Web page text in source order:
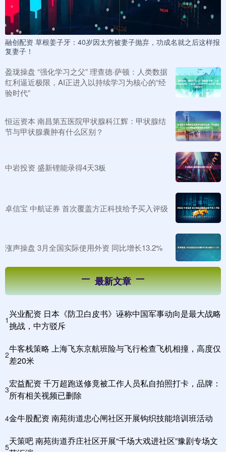
融创配资 草根姜子牙：40岁因太穷被妻子抛弃，功成名就之后这样报
复妻子！
盈珑操盘 “强化学习之父” 理查德·萨顿：人类数据
红利逼近极限，AI正进入以持续学习为核心的“经
验时代”
恒运资本 南昌第五医院甲状腺科江辉：甲状腺结
节与甲状腺囊肿有什么区别？
中岩投资 盛新锂能录得4天3板
卓信宝 中航证券 首次覆盖方正科技给予买入评级
涨声操盘 3月全国实际使用外资 同比增长13.2%
最新文章
1
兴业配资 日本《防卫白皮书》诬称中国军事动向是最大战略
挑战，中方驳斥
2
牛客栈策略 上海飞东京航班险与飞行检查飞机相撞，高度仅
差20米
3
宏益配资 千万超跑送修竟被工作人员私自拍照打卡，品牌：
所有相关视频已删除
4金牛股配资 南苑街道忠心闸社区开展钩织技能培训班活动
5
天策吧 南苑街道乔庄社区开展“千场大戏进社区”豫剧专场文